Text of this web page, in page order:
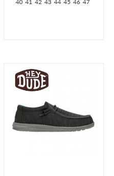
40 41 42 43 44 45 46 47